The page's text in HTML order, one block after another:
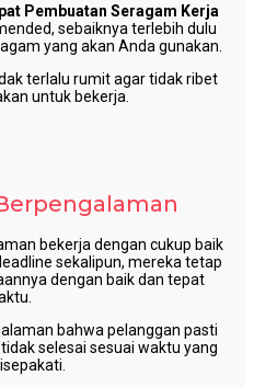
Pembuatan Seragam Kerja
sebaiknya terlebih dulu
yang akan Anda gunakan.
terlalu rumit agar tidak ribet
untuk bekerja.
bekerja dengan cukup baik
sekalipun, mereka tetap
dengan baik dan tepat
bahwa pelanggan pasti
selesai sesuai waktu yang